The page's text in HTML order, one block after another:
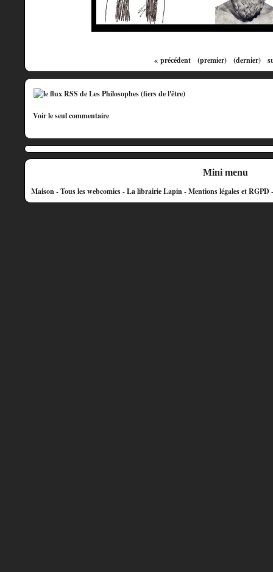
« précédent (premier) (dernier)
Voir le seul commentaire
Mini menu
Maison-Tous les webcomics-La librairie Lapin-Mentions légales et RGPD